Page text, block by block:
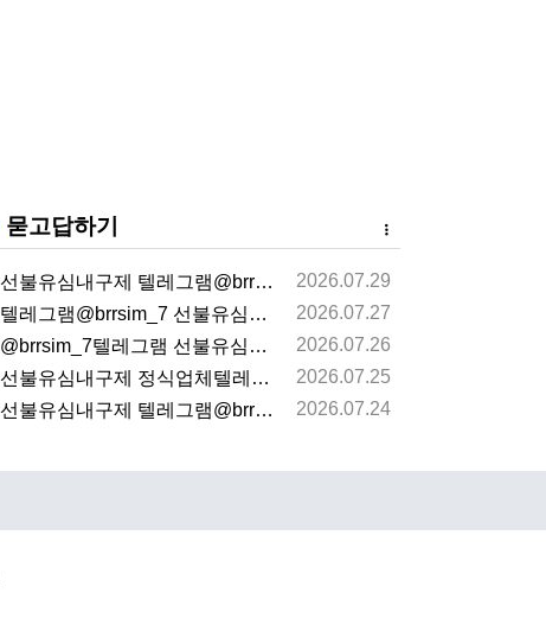
묻고답하기
선불유심내구제 텔레그램@brrsim_7 선불유심매입 뽀…
2026.07.29
텔레그램@brrsim_7 선불유심내구제 선불유심매입 뽀…
2026.07.27
@brrsim_7텔레그램 선불유심내구제 급전 뽀로로통신…
2026.07.26
선불유심내구제 정식업체텔레그램@brrsim_7선불유심매…
2026.07.25
선불유심내구제 텔레그램@brrsim_7 선불유심매입 뽀…
2026.07.24